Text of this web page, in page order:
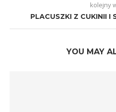
kolejny
PLACUSZKI Z CUKINII I
YOU MAY